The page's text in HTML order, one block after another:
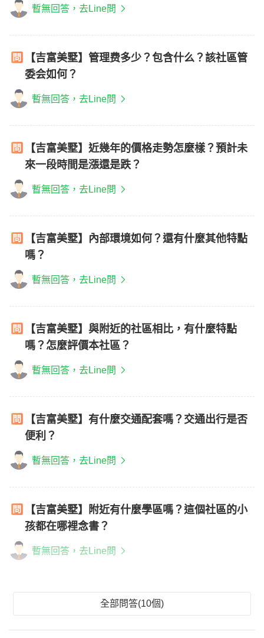
暫無回答，去Line問
【吉富美墅】管理费多少？包含什么？該社區管
委会如何？
暫無回答，去Line問
【吉富美墅】近幾年的價格走勢怎麼樣？預計未
來一段時間是漲還是跌？
暫無回答，去Line問
【吉富美墅】內部環境如何？還有什麼其他特點
嗎？
暫無回答，去Line問
【吉富美墅】與附近的社區相比，有什麼特點
嗎？怎麼評價本社區？
暫無回答，去Line問
【吉富美墅】有什麼交通配套嗎？交通出行是否
便利？
暫無回答，去Line問
【吉富美墅】附近有什麼學區嗎？這個社區的小
孩都在哪裡念書？
暫無回答，去Line問
全部問答(10個)